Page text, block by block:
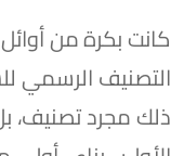
كانت بكرة من
التصنيف الرسمي
ذلك مجرد تصنيف،